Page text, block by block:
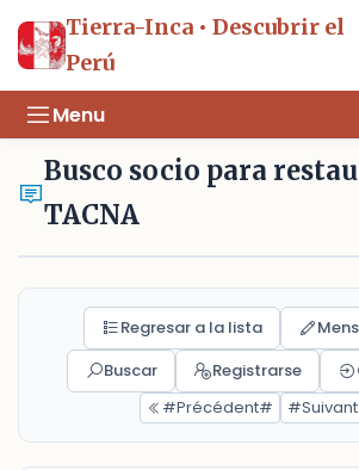
Tierra-Inca • Descubrir el
Perú
Menu
Busco socio para
TACNA
Regresar a la lista
Buscar
Registrarse
#Précédent#